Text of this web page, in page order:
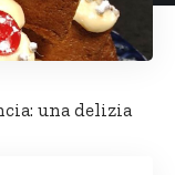
una delizia